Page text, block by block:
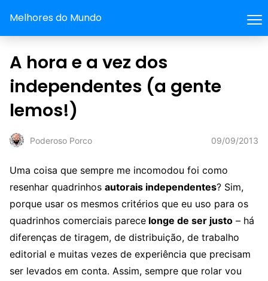
Melhores do Mundo
A hora e a vez dos
independentes (a gente
lemos!)
Poderoso Porco 09/09/2013
Uma coisa que sempre me incomodou foi como
resenhar quadrinhos autorais independentes? Sim,
porque usar os mesmos critérios que eu uso para os
quadrinhos comerciais parece longe de ser justo – há
diferenças de tiragem, de distribuição, de trabalho
editorial e muitas vezes de experiência que precisam
ser levados em conta. Assim, sempre que rolar vou